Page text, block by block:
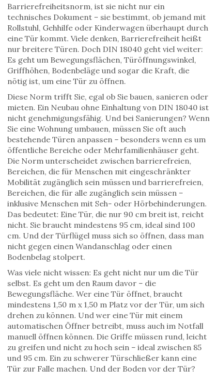
Barrierefreiheitsnorm, ist sie nicht nur ein
technisches Dokument – sie bestimmt, ob jemand mit
Rollstuhl, Gehhilfe oder Kinderwagen überhaupt durch
eine Tür kommt. Viele denken, Barrierefreiheit heißt
nur breitere Türen. Doch DIN 18040 geht viel weiter:
Es geht um Bewegungsflächen, Türöffnungswinkel,
Griffhöhen, Bodenbeläge und sogar die Kraft, die
nötig ist, um eine Tür zu öffnen.
Diese Norm trifft Sie, egal ob Sie bauen, sanieren oder
mieten. Ein Neubau ohne Einhaltung von DIN 18040 ist
nicht genehmigungsfähig. Und bei Sanierungen? Wenn
Sie eine Wohnung umbauen, müssen Sie oft auch
bestehende Türen anpassen – besonders wenn es um
öffentliche Bereiche oder Mehrfamilienhäuser geht.
Die Norm unterscheidet zwischen barrierefreien,
Bereichen, die für Menschen mit eingeschränkter
Mobilität zugänglich sein müssen und barrierefreien,
Bereichen, die für alle zugänglich sein müssen –
inklusive Menschen mit Seh- oder Hörbehinderungen.
Das bedeutet: Eine Tür, die nur 90 cm breit ist, reicht
nicht. Sie braucht mindestens 95 cm, ideal sind 100
cm. Und der Türflügel muss sich so öffnen, dass man
nicht gegen einen Wandanschlag oder einen
Bodenbelag stolpert.
Was viele nicht wissen: Es geht nicht nur um die Tür
selbst. Es geht um den Raum davor – die
Bewegungsfläche. Wer eine Tür öffnet, braucht
mindestens 1,50 m x 1,50 m Platz vor der Tür, um sich
drehen zu können. Und wer eine Tür mit einem
automatischen Öffner betreibt, muss auch im Notfall
manuell öffnen können. Die Griffe müssen rund, leicht
zu greifen und nicht zu hoch sein – ideal zwischen 85
und 95 cm. Ein zu schwerer Türschließer kann eine
Tür zur Falle machen. Und der Boden vor der Tür?